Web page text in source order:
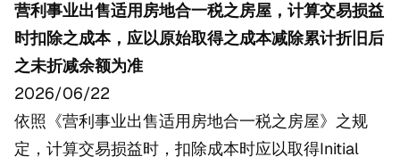
营利事业出售适用房地合一税之房屋，计算交易损益
时扣除之成本，应以原始取得之成本减除累计折旧后
之未折减余额为准
2026/06/22
依照《营利事业出售适用房地合一税之房屋》之规
定，计算交易损益时，扣除成本时应以取得Initial